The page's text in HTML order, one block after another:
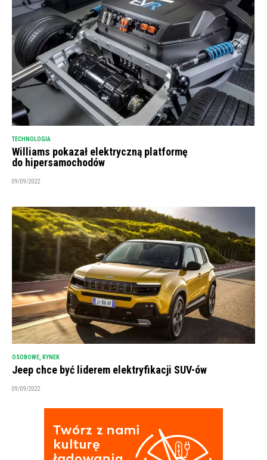
TECHNOLOGIA
Williams pokazał elektryczną platformę
do hipersamochodów
09/09/2022
OSOBOWE RYNEK
Jeep chce być liderem elektryfikacji SUV-ów
09/09/2022